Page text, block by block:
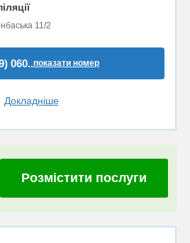
11/2
060..показати номер
Докладніше
Розмістити послуги